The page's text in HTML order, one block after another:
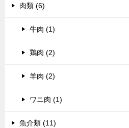
肉類 (6)
牛肉 (1)
鶏肉 (2)
羊肉 (2)
ワニ肉 (1)
魚介類 (11)